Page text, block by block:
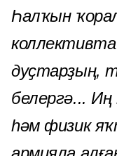
Һалҡын
дуҫтарҙың,
белергә... Иң
һәм физик